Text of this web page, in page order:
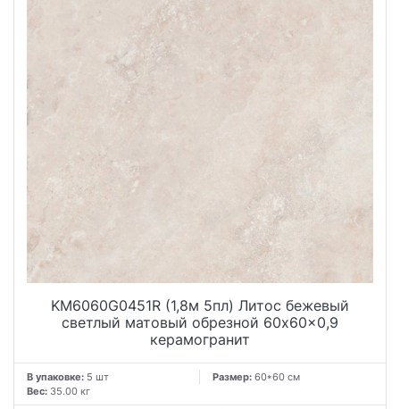
KM6060G0451R (1,8м 5пл) Литос бежевый
светлый матовый обрезной 60x60x0,9
керамогранит
В упаковке: 5 шт Размер: 60*60 см
Вес: 35.00 кг